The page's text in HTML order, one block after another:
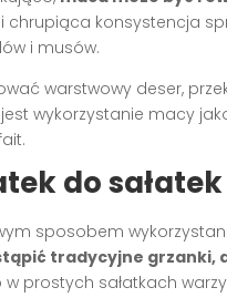
chrupiąca konsystencja
i musów.
warstwowy deser,
wykorzystanie macy
do sałatek
sposobem
tradycyjne
w prostych sałatkach